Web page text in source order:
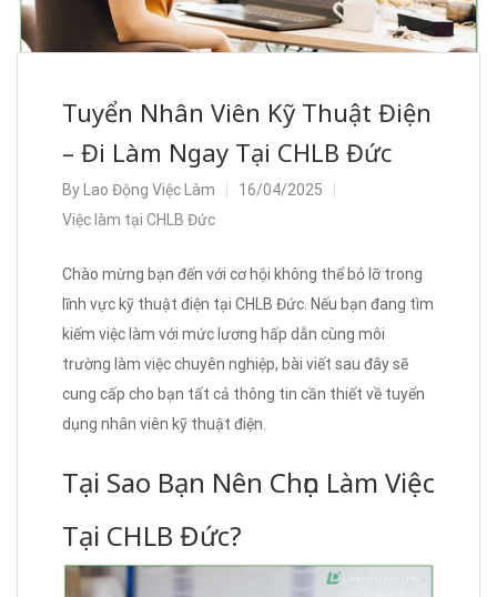
Tuyển Nhân Viên Kỹ Thuật Điện
– Đi Làm Ngay Tại CHLB Đức
By Lao Động Việc Làm
16/04/2025
Việc làm tại CHLB Đức
Chào mừng bạn đến với cơ hội không thể bỏ lỡ trong
lĩnh vực kỹ thuật điện tại CHLB Đức. Nếu bạn đang tìm
kiếm việc làm với mức lương hấp dẫn cùng môi
trường làm việc chuyên nghiệp, bài viết sau đây sẽ
cung cấp cho bạn tất cả thông tin cần thiết về tuyển
dụng nhân viên kỹ thuật điện.
Tại Sao Bạn Nên Chọn Làm Việc
Tại CHLB Đức?